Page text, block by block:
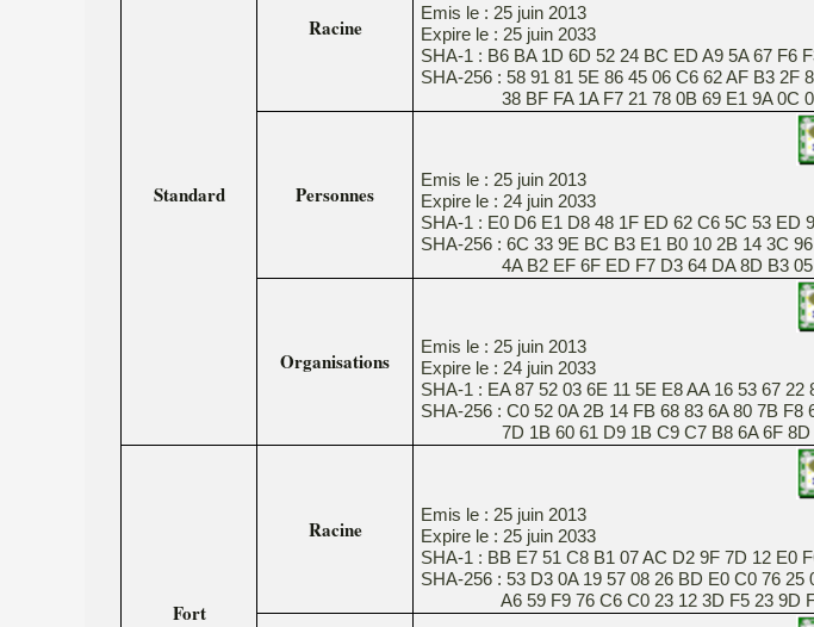
Standard
Racine
Emis le : 25 juin 2013
Expire le : 25 juin 2033
SHA-1 : B6 BA 1D 6D 52 24 BC ED A9 5A 67 F6
SHA-256 : 58 91 81 5E 86 45 06 C6 62 AF B3 2F
38 BF FA 1A F7 21 78 0B 69 E1 9A 0C
Personnes
Emis le : 25 juin 2013
Expire le : 24 juin 2033
SHA-1 : E0 D6 E1 D8 48 1F ED 62 C6 5C 53 ED
SHA-256 : 6C 33 9E BC B3 E1 B0 10 2B 14 3C
4A B2 EF 6F ED F7 D3 64 DA 8D B3 05
Organisations
Emis le : 25 juin 2013
Expire le : 24 juin 2033
SHA-1 : EA 87 52 03 6E 11 5E E8 AA 16 53 67 22
SHA-256 : C0 52 0A 2B 14 FB 68 83 6A 80 7B F8
7D 1B 60 61 D9 1B C9 C7 B8 6A 6F 8D
Fort
Racine
Emis le : 25 juin 2013
Expire le : 25 juin 2033
SHA-1 : BB E7 51 C8 B1 07 AC D2 9F 7D 12 E0
SHA-256 : 53 D3 0A 19 57 08 26 BD E0 C0 76 25
A6 59 F9 76 C6 C0 23 12 3D F5 23 9D